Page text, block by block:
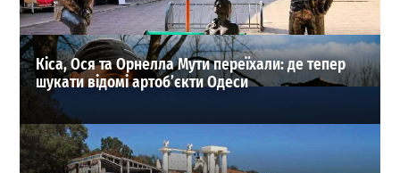
ВИБІР РЕДАКЦІЇ
Кіса, Ося та Орнелла Мути переїхали: де тепер
шукати відомі артоб’єкти Одеси